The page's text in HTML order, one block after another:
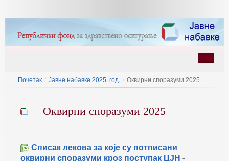
Почетак / Јавне набавке 2025. год. / Оквирни споразуми 2025
Оквирни споразуми 2025
Списак лекова за које су потписани
оквирни споразуми кроз поступак ЦЈН -